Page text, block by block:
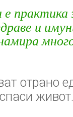
и
отрано
живот.